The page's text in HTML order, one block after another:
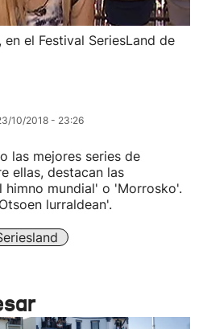
el Festival SeriesLand de
10/2018 - 23:26
las mejores series de
ellas, destacan las
himno mundial' o 'Morrosko'.
lurraldean'.